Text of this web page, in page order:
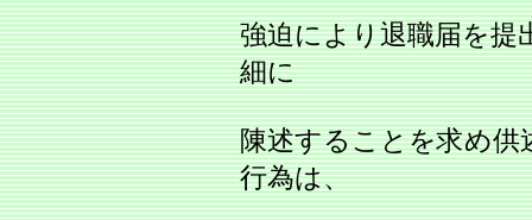
強迫により退職届を提
細に
陳述することを求め供
行為は、